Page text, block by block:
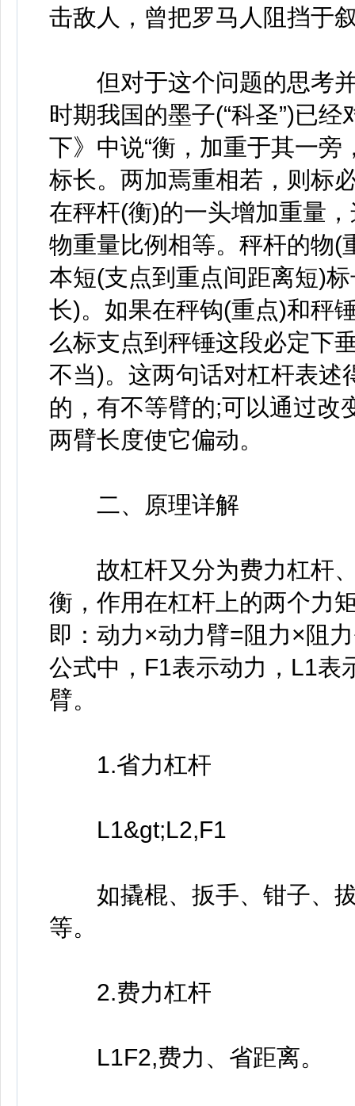
击敌人，曾把罗马人阻挡于
但对于这个问题的思考并
时期我国的墨子(“科圣”)已
下》中说“衡，加重于其一
标长。两加焉重相若，则标
在秤杆(衡)的一头增加重量
物重量比例相等。秤杆的物(
本短(支点到重点间距离短)
长)。如果在秤钩(重点)和秤
么标支点到秤锤这段必定下
不当)。这两句话对杠杆表述
的，有不等臂的;可以通过改
两臂长度使它偏动。
二、原理详解
故杠杆又分为费力杠杆、
衡，作用在杠杆上的两个力
即：动力×动力臂=阻力×阻
公式中，F1表示动力，L1表
臂。
1.省力杠杆
L1&gt;L2,F1
如撬棍、扳手、钳子、拔
等。
2.费力杠杆
L1F2,费力、省距离。